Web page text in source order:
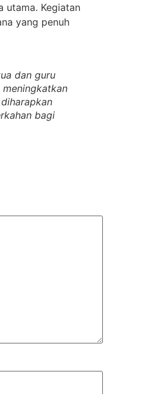
utama. Kegiatan
yang penuh
dan guru
bagi